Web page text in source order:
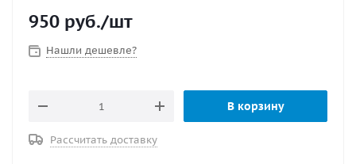
Ролик имеет ребристую поверхность, ось
Диаметр колеса - 127 мм.
Изготовлен из ПВХ черного и белого цвета.
950 руб./шт
Нашли дешевле?
В корзину
Рассчитать доставку